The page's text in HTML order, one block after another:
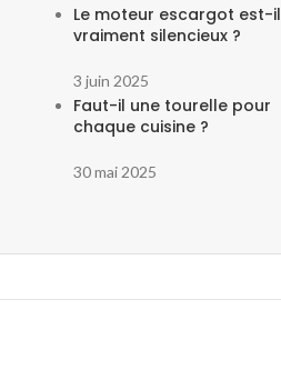
Le moteur escargot est-il
vraiment silencieux ?
3 juin 2025
Faut-il une tourelle pour
chaque cuisine ?
30 mai 2025